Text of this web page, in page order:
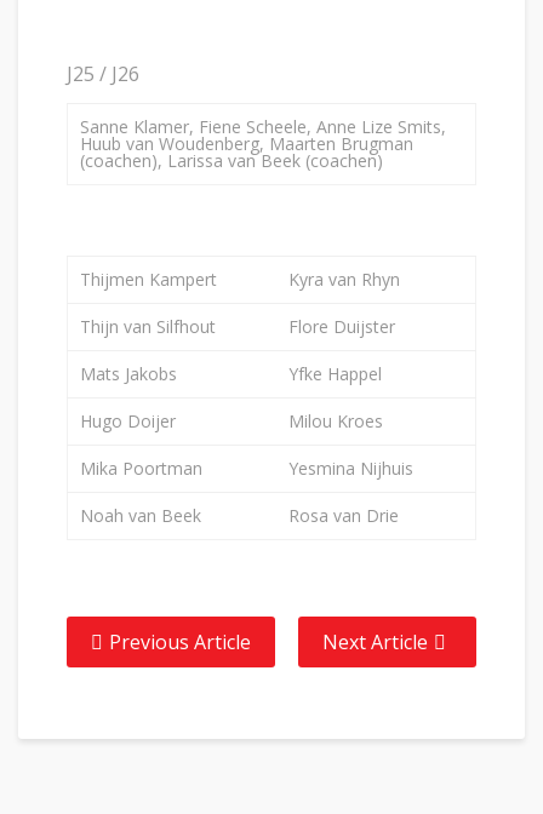
J25 / J26
Sanne Klamer, Fiene Scheele, Anne Lize Smits,
Huub van Woudenberg, Maarten Brugman
(coachen), Larissa van Beek (coachen)
Thijmen Kampert Kyra van Rhyn
Thijn van Silfhout Flore Duijster
Mats Jakobs Yfke Happel
Hugo Doijer Milou Kroes
Mika Poortman Yesmina Nijhuis
Noah van Beek Rosa van Drie
Previous Article Next Article